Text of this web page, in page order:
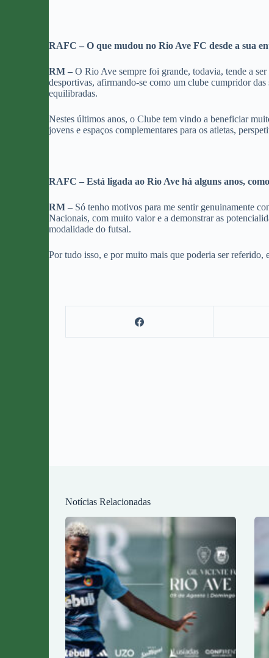
RAFC – O que mudou no Rio Ave FC desde a sua
RM – O Rio Ave sempre foi grande, todavia, tende a
desportivas, afirmando-se como um clube cumpridor
equilibradas.
Nestes últimos anos, o Clube tem vindo a beneficiar
jovens e espaços complementares para os atletas,
RAFC – Está ligada ao Rio Ave há alguns anos,
RM – Só tenho motivos para me sentir genuinamente
Nacionais, com muito valor e a demonstrar as
modalidade do futsal.
Por tudo isso, e por muito mais que poderia ser referido,
Notícias Relacionadas